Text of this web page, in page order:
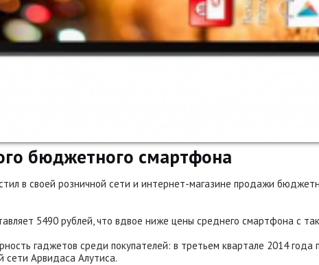
бюджетного смартфона
в своей розничной сети и интернет-магазине продажи
5490 рублей, что вдвое ниже цены среднего смартфона с
гаджетов среди покупателей: в третьем квартале 2014
сети Арвидаса Алутиса.